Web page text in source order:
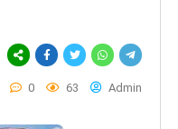
0 63 Admin